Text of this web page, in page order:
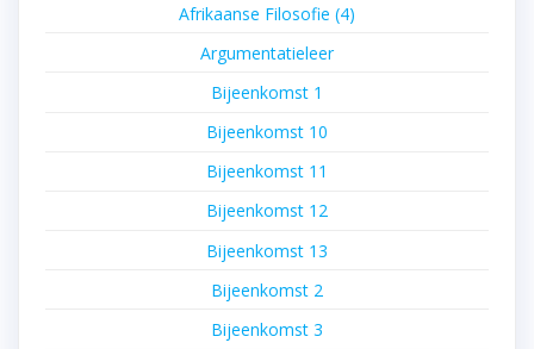
Afrikaanse Filosofie (4)
Argumentatieleer
Bijeenkomst 1
Bijeenkomst 10
Bijeenkomst 11
Bijeenkomst 12
Bijeenkomst 13
Bijeenkomst 2
Bijeenkomst 3